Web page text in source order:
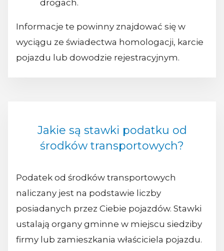
drogach.
Informacje te powinny znajdować się w
wyciągu ze świadectwa homologacji, karcie
pojazdu lub dowodzie rejestracyjnym.
Jakie są stawki podatku od
środków transportowych?
Podatek od środków transportowych
naliczany jest na podstawie liczby
posiadanych przez Ciebie pojazdów. Stawki
ustalają organy gminne w miejscu siedziby
firmy lub zamieszkania właściciela pojazdu.